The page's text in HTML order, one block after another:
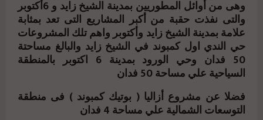
وهى من أوائل المطوريين بمدينة الشيخ زايد و 6أكتوبر
والتى نفذت حقبة من أكبر المشاريع التى تعد بمثابة
علامة بمدينة الشيخ زايد وأكتوبر واهم تلك المشروعات
حي الندي اول كمبوند في الشيخ زايد والبالغ مساحتة
50 فدان وحي الورود بمدينة 6 اكتوبر بالمنطقة
السياحية علي مساحة 50 فدان
فضلا عن مشروع أزاليا ( بوتيك كمبوند ) فى منطقة
التوسعات الشمالية علي مساحة 4 فدان